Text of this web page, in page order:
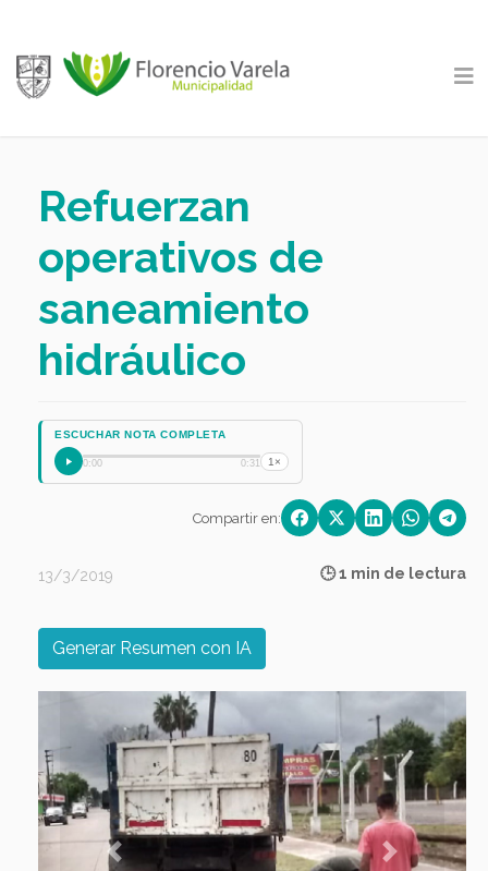
Refuerzan
operativos de
saneamiento
hidráulico
ESCUCHAR NOTA COMPLETA
0:00 0:31 1×
Compartir en:
13/3/2019 🕒 1 min de lectura
Generar Resumen con IA
Previous Next